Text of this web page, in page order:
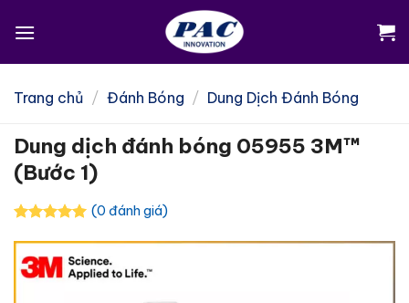
Trang chủ / Đánh Bóng / Dung Dịch Đánh Bóng
Dung dịch đánh bóng 05955 3M™
(Bước 1)
(0 đánh giá)